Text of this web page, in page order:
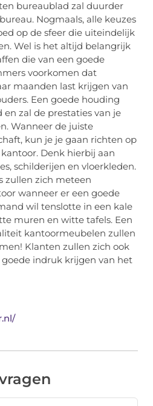
bureaublad zal duurder
Nogmaals, alle keuzes
op de sfeer die uiteindelijk
Wel is het altijd belangrijk
die van een goede
voorkomen dat
maanden last krijgen van
Een goede houding
zal de prestaties van je
Wanneer de juiste
kun je je gaan richten op
Denk hierbij aan
schilderijen en vloerkleden.
zullen zich meteen
wanneer er een goede
wil tenslotte in een kale
muren en witte tafels. Een
kantoormeubelen zullen
Klanten zullen zich ook
indruk krijgen van het